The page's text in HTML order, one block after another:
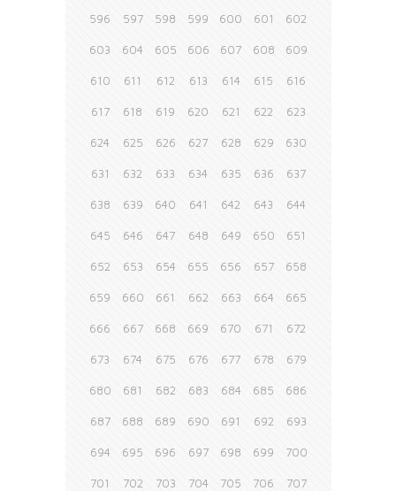
596 597 598 599 600 601 602
603 604 605 606 607 608 609
610 611 612 613 614 615 616
617 618 619 620 621 622 623
624 625 626 627 628 629 630
631 632 633 634 635 636 637
638 639 640 641 642 643 644
645 646 647 648 649 650 651
652 653 654 655 656 657 658
659 660 661 662 663 664 665
666 667 668 669 670 671 672
673 674 675 676 677 678 679
680 681 682 683 684 685 686
687 688 689 690 691 692 693
694 695 696 697 698 699 700
701 702 703 704 705 706 707